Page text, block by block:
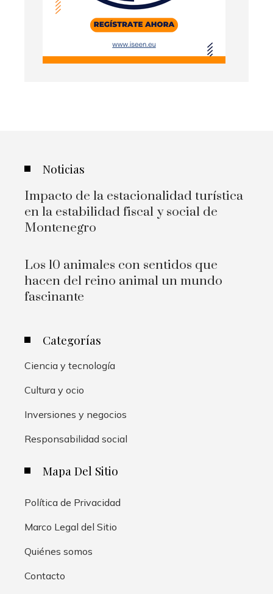
Noticias
Impacto de la estacionalidad turística
en la estabilidad fiscal y social de
Montenegro
Los 10 animales con sentidos que
hacen del reino animal un mundo
fascinante
Categorías
Ciencia y tecnología
Cultura y ocio
Inversiones y negocios
Responsabilidad social
Mapa Del Sitio
Política de Privacidad
Marco Legal del Sitio
Quiénes somos
Contacto